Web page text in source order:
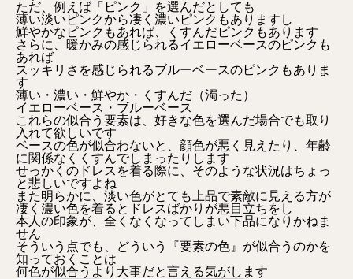
ただ、例えば「ピンク」を選んだとしても
薄い淡いピンクから凄く濃いピンクもありますし
鮮やかなピンクもあれば、くすんだピンクもあります
さらに、暖かみの感じられるイエローベースのピンクも
あれば
スッキリさを感じられるブルーベースのピンクもありま
す
薄い・濃い・鮮やか・くすんだ（濁った）
イエローベース・ブルーベース
これらの似合う要素は、好きな色を選んだ場合でも取り
入れて欲しいです
ベースの色が似合わないと、顔色が悪く見えたり、年齢
に関係なくくすんでしまったりします
せっかくのドレスを着る際に、そのような状況はちょっ
と悲しいですよね
また明らかに、淡い色がとても上品で素敵に見える方が
凄く濃い色を着るとドレスばかりが悪目立ちをし
本人の印象が、全くなくなってしまい下品になりかねま
せん
そういう点でも、どういう『要素の色』が似合うのかを
知っておくことは
何色が似合うより大事だと言える気がします